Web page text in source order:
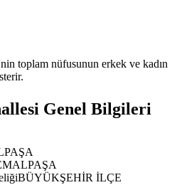
toplam nüfusunun erkek ve kadın
Genel Bilgileri
BÜYÜKŞEHİR İLÇE